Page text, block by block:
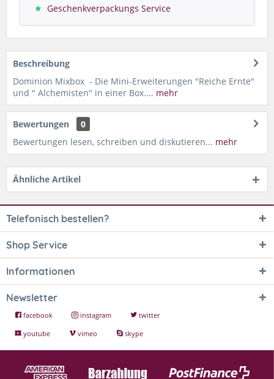
Geschenkverpackungs Service
Beschreibung
Dominion Mixbox - Die Mini-Erweiterungen "Reiche Ernte"
und " Alchemisten" in einer Box.... mehr
Bewertungen
0
Bewertungen lesen, schreiben und diskutieren... mehr
Ähnliche Artikel
Telefonisch bestellen?
Shop Service
Informationen
Newsletter
facebook instagram
twitter
youtube
vimeo skype